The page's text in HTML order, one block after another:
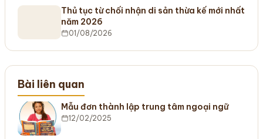
Thủ tục từ chối nhận di sản thừa kế mới nhất
năm 2026
01/08/2026
Bài liên quan
Mẫu đơn thành lập trung tâm ngoại ngữ
12/02/2025